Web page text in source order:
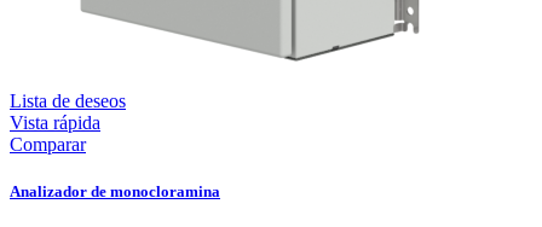
Lista de deseos
Vista rápida
Comparar
Analizador de monocloramina